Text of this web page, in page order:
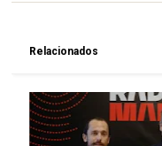
Relacionados